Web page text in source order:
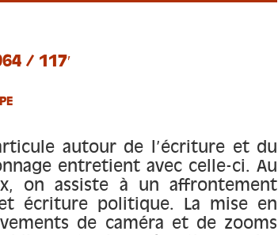
/ 117′
autour de l’écriture et du
entretient avec celle-ci. Au
on assiste à un affrontement
écriture politique. La mise en
de caméra et de zooms